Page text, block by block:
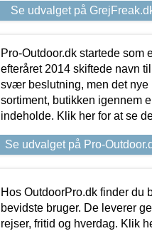
Se udvalget på
Pro-Outdoor.dk startede som
efteråret 2014 skiftede navn
svær beslutning, men det
sortiment, butikken igennem
indeholde. Klik her for at se
Se udvalget på Pro-
Hos OutdoorPro.dk finder
bevidste bruger. De leverer
rejser, fritid og hverdag. Klik